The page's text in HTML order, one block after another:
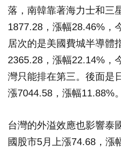
落，南韓靠著海力士和三
1877.28，漲幅28.46%，
居次的是美國費城半導體
2365.28，漲幅22.14%，
灣只能排在第三。後面是
漲7044.58，漲幅11.88%。
台灣的外溢效應也影響泰
國股市5月上漲74.68，漲